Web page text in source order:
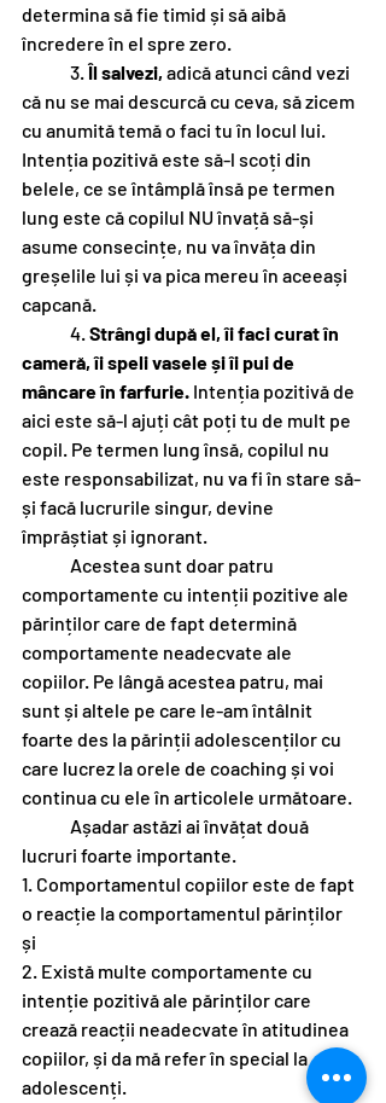
determina să fie timid și să aibă
încredere în el spre zero.
	3.
Îl salvezi, adică atunci când vezi
că nu se mai descurcă cu ceva, să zicem
cu anumită temă o faci tu în locul lui.
Intenția pozitivă este să-l scoți din
belele, ce se întâmplă însă pe termen
lung este că copilul NU învață să-și
asume consecințe, nu va învăța din
greșelile lui și va pica mereu în aceeași
capcană.
	4.
Strângi după el, îi faci curat în
cameră, îi speli vasele și îi pui de
mâncare în farfurie. Intenția pozitivă de
aici este să-l ajuți cât poți tu de mult pe
copil. Pe termen lung însă, copilul nu
este responsabilizat, nu va fi în stare să-
și facă lucrurile singur, devine
împrăștiat și ignorant.
comportamente cu intenții pozitive ale
părinților care de fapt determină
comportamente neadecvate ale
copiilor. Pe lângă acestea patru, mai
sunt și altele pe care le-am întâlnit
foarte des la părinții adolescenților cu
care lucrez la orele de coaching și voi
continua cu ele în articolele următoare.
lucruri foarte importante.
1. Comportamentul copiilor este de fapt
o reacție la comportamentul părinților
și
2. Există multe comportamente cu
intenție pozitivă ale părinților care
crează reacții neadecvate în atitudinea
copiilor, și da mă refer în special la
adolescenți.